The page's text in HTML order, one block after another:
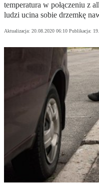
temperatura w połączeniu z
ludzi ucina sobie drzemkę
Aktualizacja: 20.08.2020 06:10 Publikacja: